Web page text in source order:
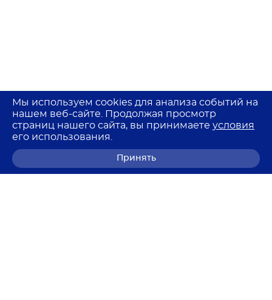
Мы используем cookies для анализа событий на
нашем веб-сайте. Продолжая просмотр
страниц нашего сайта, вы принимаете условия
его использования.
Принять